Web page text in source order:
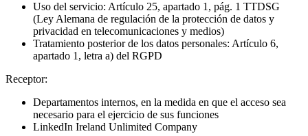
Uso del servicio: Artículo 25, apartado 1, pág. 1 TTDSG
(Ley Alemana de regulación de la protección de datos y
privacidad en telecomunicaciones y medios)
Tratamiento posterior de los datos personales: Artículo 6,
apartado 1, letra a) del RGPD
Receptor:
Departamentos internos, en la medida en que el acceso sea
necesario para el ejercicio de sus funciones
LinkedIn Ireland Unlimited Company